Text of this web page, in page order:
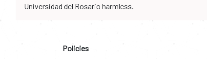
Universidad del Rosario harmless.
Policies